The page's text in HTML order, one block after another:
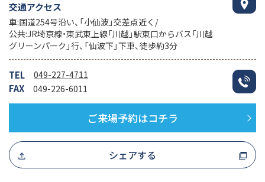
交通アクセス
車:国道254号沿い、「小仙波」交差点近く/
公共:JR埼京線・東武東上線「川越」駅東口からバス「川越
グリーンパーク」行、「仙波下」下車、徒歩約3分
TEL 049-227-4711
FAX 049-226-6011
ご来場予約はコチラ
シェアする